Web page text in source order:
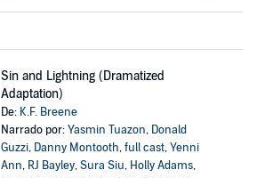
Sin and Lightning (Dramatized
Adaptation)
De: K.F. Breene
Narrado por:Yasmin Tuazon, Donald
Guzzi, Danny Montooth,full cast,Yenni
Ann, RJ Bayley,Sura Siu, Holly Adams,